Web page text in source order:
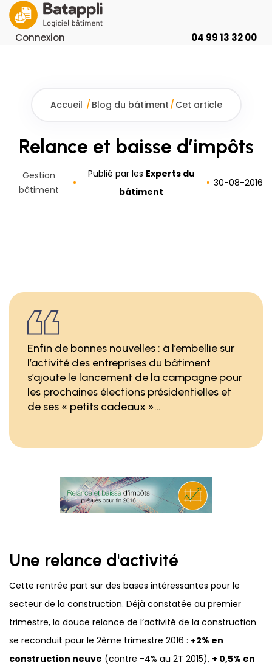
Connexion 04 99 13 32 00
Accueil / Blog du bâtiment / Cet article
Relance et baisse d’impôts
Gestion
bâtiment
Publié par les Experts du
bâtiment
30-08-2016
Enfin de bonnes nouvelles : à l’embellie sur
l’activité des entreprises du bâtiment
s’ajoute le lancement de la campagne pour
les prochaines élections présidentielles et
de ses « petits cadeaux »…
Une relance d'activité
Cette rentrée part sur des bases intéressantes pour le
secteur de la construction. Déjà constatée au premier
trimestre, la douce relance de l’activité de la construction
se reconduit pour le 2ème trimestre 2016 : +2% en
construction neuve (contre -4% au 2T 2015), + 0,5% en